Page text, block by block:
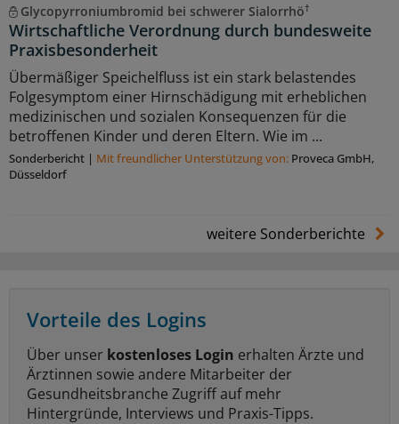
Glycopyrroniumbromid bei schwerer Sialorrhö†
Wirtschaftliche Verordnung durch bundesweite
Praxisbesonderheit
Übermäßiger Speichelfluss ist ein stark belastendes
Folgesymptom einer Hirnschädigung mit erheblichen
medizinischen und sozialen Konsequenzen für die
betroffenen Kinder und deren Eltern. Wie im ...
Sonderbericht | Mit freundlicher Unterstützung von: Proveca GmbH,
Düsseldorf
weitere Sonderberichte
Vorteile des Logins
Über unser kostenloses Login erhalten Ärzte und
Ärztinnen sowie andere Mitarbeiter der
Gesundheitsbranche Zugriff auf mehr
Hintergründe, Interviews und Praxis-Tipps.